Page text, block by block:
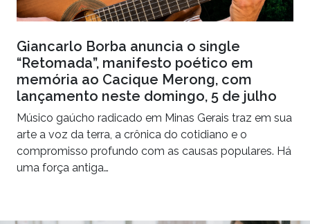
Giancarlo Borba anuncia o single
“Retomada”, manifesto poético em
memória ao Cacique Merong, com
lançamento neste domingo, 5 de julho
Músico gaúcho radicado em Minas Gerais traz em sua
arte a voz da terra, a crônica do cotidiano e o
compromisso profundo com as causas populares. Há
uma força antiga…